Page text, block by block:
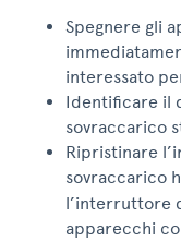
Spegnere gli
interessato
Identificare il
sovraccarico
Ripristinare
sovraccarico
l’interruttore
apparecchi